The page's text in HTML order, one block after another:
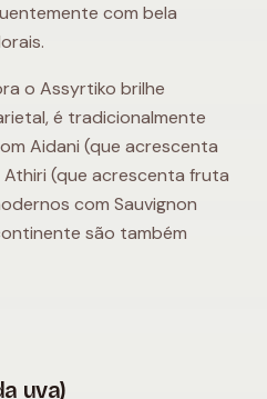
com bela
o Assyrtiko brilhe
é tradicionalmente
Aidani (que acrescenta
(que acrescenta fruta
com Sauvignon
são também
uva)